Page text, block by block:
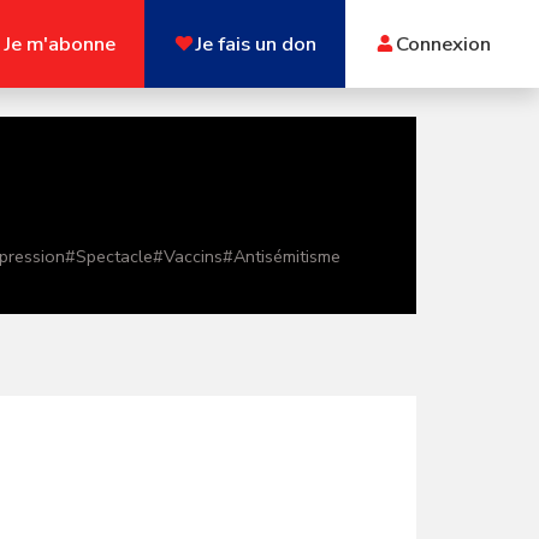
Je m'abonne Je fais un don Connexion
#Spectacle#Vaccins#Antisémitisme